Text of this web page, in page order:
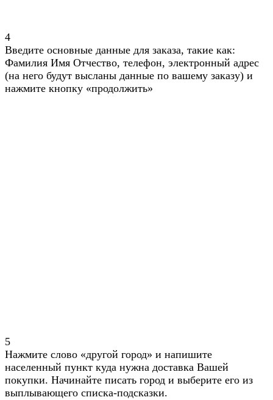
4
Введите основные данные для заказа, такие как:
Фамилия Имя Отчество, телефон, электронный адрес
(на него будут высланы данные по вашему заказу) и
нажмите кнопку «продолжить»
5
Нажмите слово «другой город» и напишите
населенный пункт куда нужна доставка Вашей
покупки. Начинайте писать город и выберите его из
выплывающего списка-подсказки.